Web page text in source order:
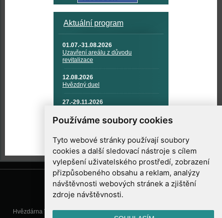
Používáme soubory cookies
Tyto webové stránky používají soubory
cookies a další sledovací nástroje s cílem
vylepšení uživatelského prostředí, zobrazení
přizpůsobeného obsahu a reklam, analýzy
návštěvnosti webových stránek a zjištění
zdroje návštěvnosti.
Aktuální program
01.07.-31.08.2026
Uzavření areálu z důvodu
revitalizace
12.08.2026
Hvězdný duel
27.-29.11.2026
TECHNIKA A KOSMICKÉ
TECHNOLOGIE
Hvězdárna Valašské Meziříčí, příspěvková organizace, Vsetínská 78, 757